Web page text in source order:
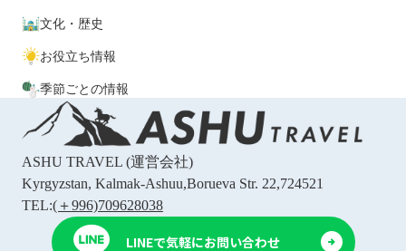
文化・歴史
お役立ち情報
季節ごとの情報
ASHU TRAVEL(運営会社)
Kyrgyzstan, Kalmak-Ashuu,Borueva Str. 22,724521
TEL:(＋996)709628038
LINEで気軽にお問い合わせ